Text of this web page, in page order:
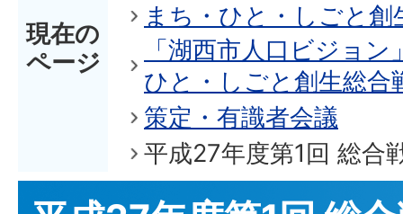
現在の
ページ
まち・ひと・しごと創
「湖西市人口ビジョ
ひと・しごと創生総合
策定・有識者会議
平成27年度第1回 総合